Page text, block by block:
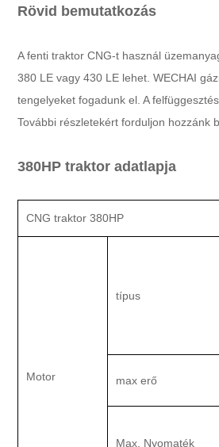
Rövid bemutatkozás
A fenti traktor CNG-t használ
380 LE vagy 430 LE lehet. WECHAI
tengelyeket fogadunk el. A
További részletekért forduljon hozzánk
380HP traktor adatlapja
CNG traktor 380HP
Motor
típus
max erő
Max. Nyomaték